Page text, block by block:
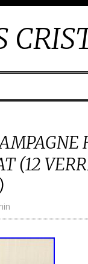
(12